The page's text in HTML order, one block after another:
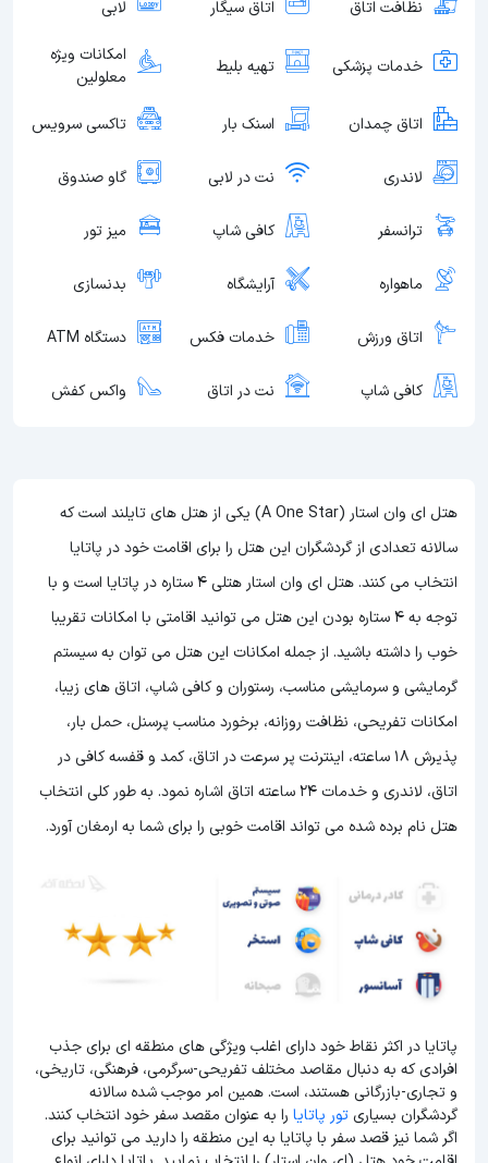
نظافت اتاق اتاق سیگار لابی
خدمات پزشکی تهیه بلیط
امکانات ویژه
معلولین
اتاق چمدان اسنک بار تاکسی سرویس
لاندری نت در لابی گاو صندوق
ترانسفر کافی شاپ میز تور
ماهواره آرایشگاه بدنسازی
اتاق ورزش خدمات فکس دستگاه ATM
کافی شاپ نت در اتاق واکس کفش
هتل ای وان استار (A One Star) یکی از هتل های تایلند است که
سالانه تعدادی از گردشگران این هتل را برای اقامت خود در پاتایا
انتخاب می کنند. هتل ای وان استار هتلی 4 ستاره در پاتایا است و با
توجه به 4 ستاره بودن این هتل
می توانید اقامتی با امکانات تقریبا
خوب را داشته باشید. از جمله امکانات این هتل می توان به سیستم
گرمایشی و سرمایشی مناسب، رستوران و کافی شاپ، اتاق های زیبا،
امکانات تفریحی، نظافت روزانه، برخورد مناسب پرسنل، حمل بار،
پذیرش 18 ساعته، اینترنت پر سرعت در اتاق، کمد و قفسه کافی در
اتاق، لاندری و خدمات 24 ساعته اتاق اشاره نمود. به طور کلی انتخاب
هتل نام برده شده می تواند اقامت خوبی را برای شما به ارمغان آورد.
پاتایا در اکثر نقاط خود دارای اغلب ویژگی های منطقه ای برای جذب
افرادی که به دنبال مقاصد مختلف تفریحی-سرگرمی، فرهنگی، تاریخی،
و تجاری-بازرگانی هستند، است. همین امر موجب شده سالانه
گردشگران بسیاریتور پاتایا را به عنوان مقصد سفر خود انتخاب کنند.
اگر شما نیز قصد سفر با پاتایا به این منطقه را دارید می توانید برای